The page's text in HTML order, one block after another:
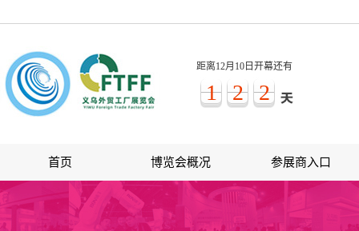
距离12月10日开幕还有
1 2 2
首页 博览会概况 参展商入口